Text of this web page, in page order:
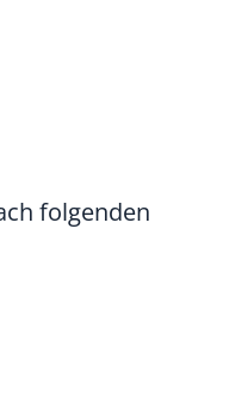
folgenden